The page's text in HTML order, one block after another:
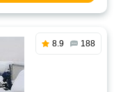
8.9 188